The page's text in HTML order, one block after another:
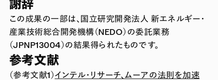
謝辞
この成果の一部は、国立研究開発法人 新エネルギー・
産業技術総合開発機構（NEDO）の委託業務
（JPNP13004）の結果得られたものです。
参考文献
（参考文献1）インテル・リサーチ、ムーアの法則を加速